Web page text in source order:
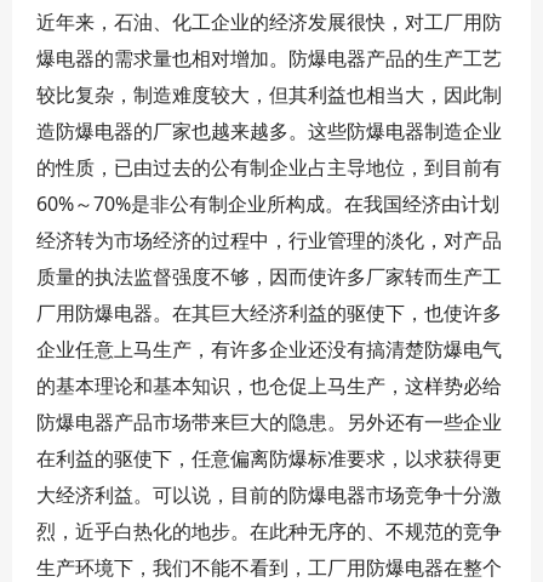
近年来，石油、化工企业的经济发展很快，对工厂用防
爆电器的需求量也相对增加。防爆电器产品的生产工艺
较比复杂，制造难度较大，但其利益也相当大，因此制
造防爆电器的厂家也越来越多。这些防爆电器制造企业
的性质，已由过去的公有制企业占主导地位，到目前有
60%～70%是非公有制企业所构成。在我国经济由计划
经济转为市场经济的过程中，行业管理的淡化，对产品
质量的执法监督强度不够，因而使许多厂家转而生产工
厂用防爆电器。在其巨大经济利益的驱使下，也使许多
企业任意上马生产，有许多企业还没有搞清楚防爆电气
的基本理论和基本知识，也仓促上马生产，这样势必给
防爆电器产品市场带来巨大的隐患。另外还有一些企业
在利益的驱使下，任意偏离防爆标准要求，以求获得更
大经济利益。可以说，目前的防爆电器市场竞争十分激
烈，近乎白热化的地步。在此种无序的、不规范的竞争
生产环境下，我们不能不看到，工厂用防爆电器在整个